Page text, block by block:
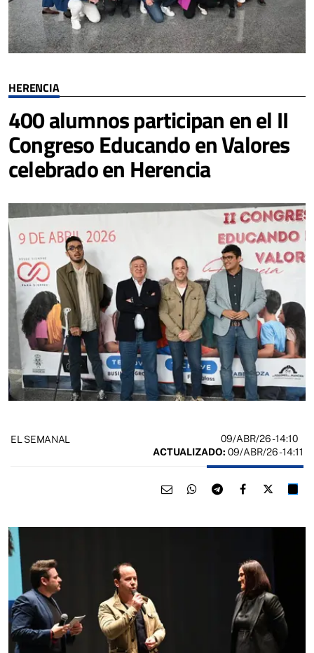
HERENCIA
400 alumnos participan en el II
Congreso Educando en Valores
celebrado en Herencia
EL SEMANAL 09/ABR/26- 14:10
ACTUALIZADO: 09/ABR/26 - 14:11